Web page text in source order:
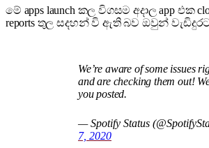
මේ apps launch ක‍ල විගසම අදාල app එක
reports තුල සදහන් වි ඇති බව ඔවුන්
We’re aware of some issues
and are checking them out!
you posted.
— Spotify Status
7, 2020